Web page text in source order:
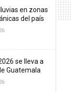
en zonas
del país
se lleva a
Guatemala